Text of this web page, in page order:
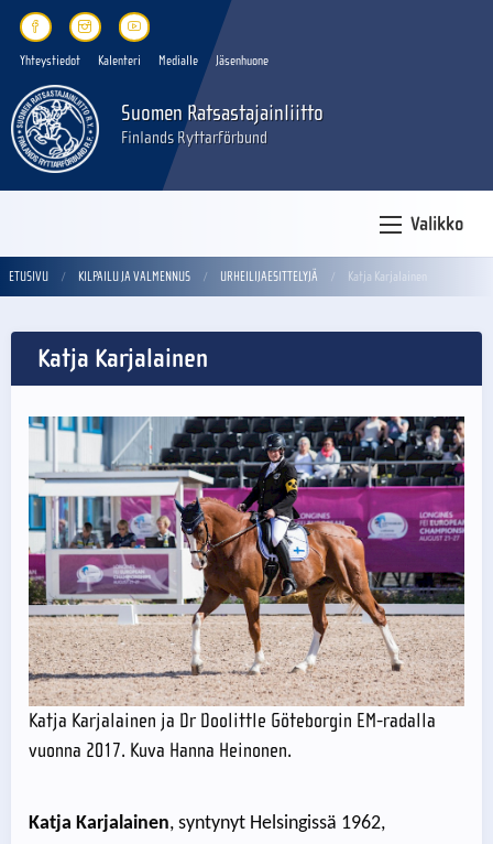
Yhteystiedot Kalenteri Medialle Jäsenhuone
Suomen Ratsastajainliitto
Finlands Ryttarförbund
Valikko
ETUSIVU KILPAILU JA VALMENNUS URHEILIJAESITTELYJÄ Katja Karjalainen
Katja Karjalainen
Katja Karjalainen ja Dr Doolittle Göteborgin EM-radalla
vuonna 2017. Kuva Hanna Heinonen.
Katja Karjalainen, syntynyt Helsingissä 1962,